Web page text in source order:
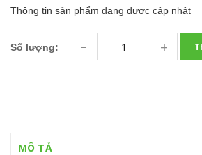
Thông tin sản phẩm đang được cập nhật
Số lượng: - +
MÔ TẢ